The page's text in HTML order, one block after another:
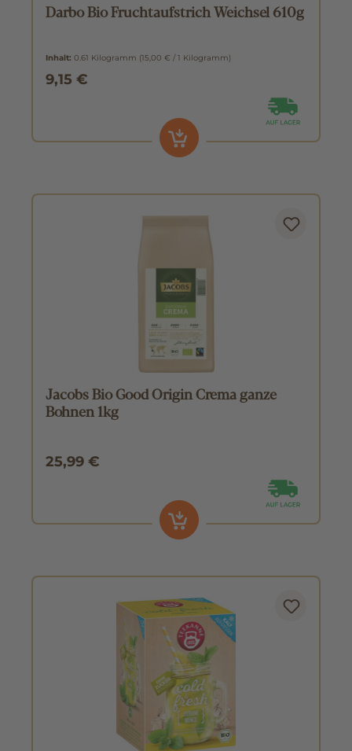
Darbo Bio Fruchtaufstrich Weichsel 610g
Inhalt: 0.61 Kilogramm (15,00 € / 1 Kilogramm)
9,15 €
Jacobs Bio Good Origin Crema ganze
Bohnen 1kg
25,99 €